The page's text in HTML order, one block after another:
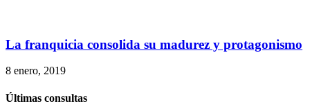
La franquicia consolida su madurez y protagonismo
8 enero, 2019
Últimas consultas